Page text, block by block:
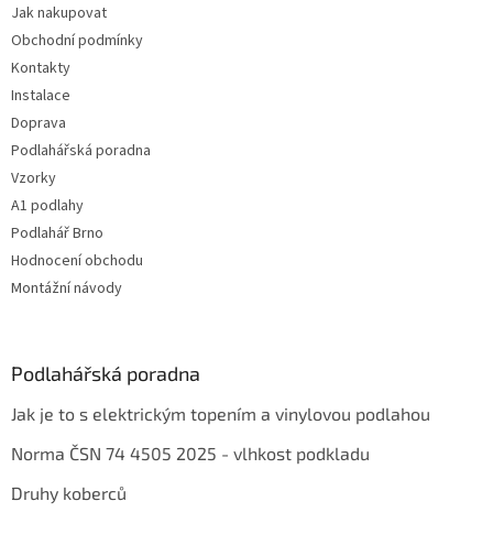
Jak nakupovat
Obchodní podmínky
Kontakty
Instalace
Doprava
Podlahářská poradna
Vzorky
A1 podlahy
Podlahář Brno
Hodnocení obchodu
Montážní návody
Podlahářská poradna
Jak je to s elektrickým topením a vinylovou podlahou
Norma ČSN 74 4505 2025 - vlhkost podkladu
Druhy koberců